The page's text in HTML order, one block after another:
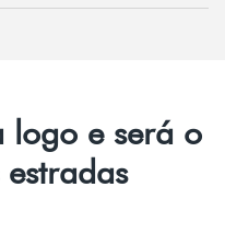
logo e será o